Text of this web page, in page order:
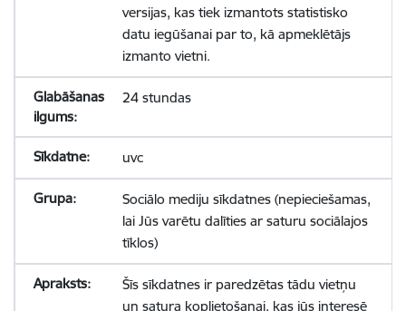
versijas, kas tiek izmantots statistisko
datu iegūšanai par to, kā apmeklētājs
izmanto vietni.
24 stundas
uvc
Sociālo mediju sīkdatnes (nepieciešamas,
lai Jūs varētu dalīties ar saturu sociālajos
tīklos)
Šīs sīkdatnes ir paredzētas tādu vietņu
un satura koplietošanai, kas jūs interesē